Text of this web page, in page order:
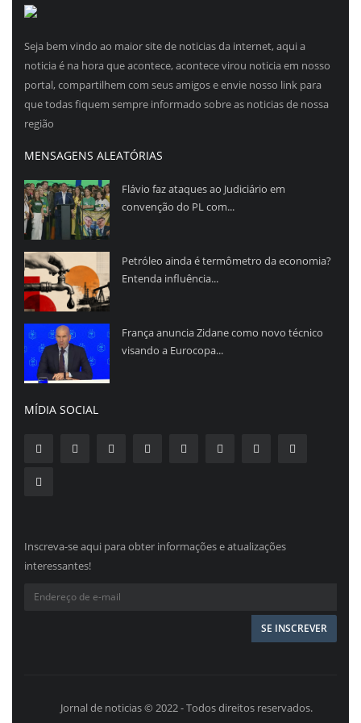
Seja bem vindo ao maior site de noticias da internet, aqui a
noticia é na hora que acontece, acontece virou noticia em nosso
portal, compartilhem com seus amigos e envie nosso link para
que todas fiquem sempre informado sobre as noticias de nossa
região
MENSAGENS ALEATÓRIAS
Flávio faz ataques ao Judiciário em
convenção do PL com...
Petróleo ainda é termômetro da economia?
Entenda influência...
França anuncia Zidane como novo técnico
visando a Eurocopa...
MÍDIA SOCIAL
Inscreva-se aqui para obter informações e atualizações
interessantes!
Jornal de noticias © 2022 - Todos direitos reservados.